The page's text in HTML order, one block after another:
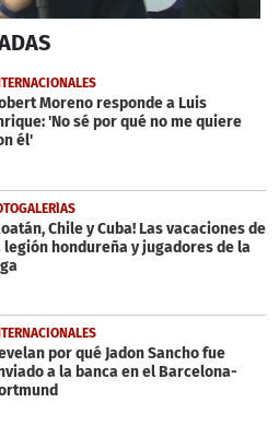
Moreno responde a Luis
'No sé por qué no me quiere
él'
Chile y Cuba! Las vacaciones de
legión hondureña y jugadores de la
por qué Jadon Sancho fue
a la banca en el Barcelona-